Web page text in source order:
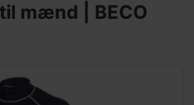
mænd | BECO